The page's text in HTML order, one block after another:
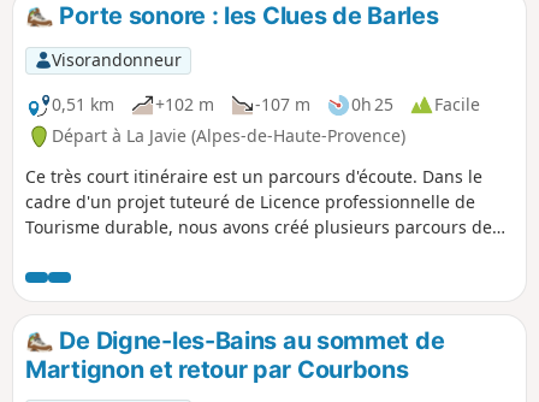
Porte sonore : les Clues de Barles
Visorandonneur
0,51 km
+102 m -107 m 0h 25
Facile
Départ à La Javie (Alpes-de-Haute-Provence)
Ce très court itinéraire est un parcours d'écoute. Dans le
cadre d'un projet tuteuré de Licence professionnelle de
Tourisme durable, nous avons créé plusieurs parcours de
sonore spécial des Clues de Barles. Bonne écoute!
De Digne-les-Bains au sommet de
Martignon et retour par Courbons